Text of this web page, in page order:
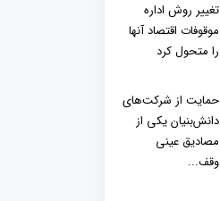
تغییر روش اداره
موقوفات اقتصاد آنها
را متحول کرد
حمایت از شرکت‌های
دانش‌بنیان یکی از
مصادیق عینی
وقف...